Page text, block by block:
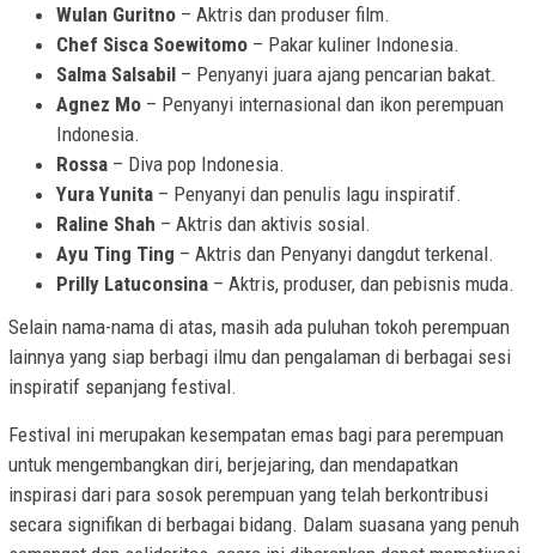
Wulan Guritno – Aktris dan produser film.
Chef Sisca Soewitomo – Pakar kuliner Indonesia.
Salma Salsabil – Penyanyi juara ajang pencarian bakat.
Agnez Mo – Penyanyi internasional dan ikon perempuan
Indonesia.
Rossa – Diva pop Indonesia.
Yura Yunita – Penyanyi dan penulis lagu inspiratif.
Raline Shah – Aktris dan aktivis sosial.
Ayu Ting Ting – Aktris dan Penyanyi dangdut terkenal.
Prilly Latuconsina – Aktris, produser, dan pebisnis muda.
Selain nama-nama di atas, masih ada puluhan tokoh perempuan
lainnya yang siap berbagi ilmu dan pengalaman di berbagai sesi
inspiratif sepanjang festival.
Festival ini merupakan kesempatan emas bagi para perempuan
untuk mengembangkan diri, berjejaring, dan mendapatkan
inspirasi dari para sosok perempuan yang telah berkontribusi
secara signifikan di berbagai bidang. Dalam suasana yang penuh